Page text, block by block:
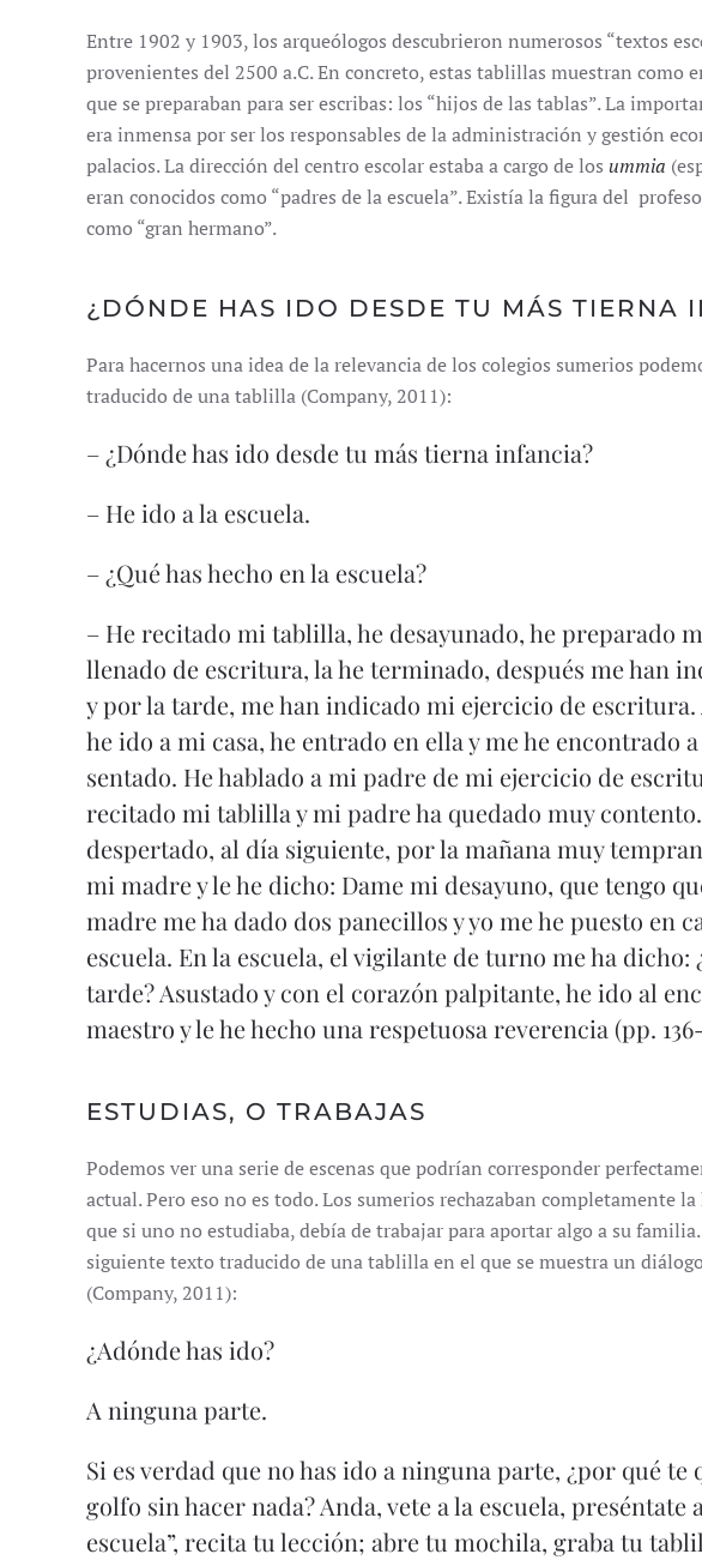
Entre 1902 y 1903, los arqueólogos descubrieron numerosos “textos
provenientes del 2500 a.C. En concreto, estas tablillas muestran como
que se preparaban para ser escribas: los “hijos de las tablas”. La
era inmensa por ser los responsables de la administración y gestión
palacios. La dirección del centro escolar estaba a cargo de los ummia
eran conocidos como “padres de la escuela”. Existía la figura del
como “gran hermano”.
¿DÓNDE HAS IDO DESDE TU MÁS TIERNA
Para hacernos una idea de la relevancia de los colegios sumerios
traducido de una tablilla (Company, 2011):
– ¿Dónde has ido desde tu más tierna infancia?
– He ido a la escuela.
– ¿Qué has hecho en la escuela?
– He recitado mi tablilla, he desayunado, he preparado
llenado de escritura, la he terminado, después me han
y por la tarde, me han indicado mi ejercicio de
he ido a mi casa, he entrado en ella y me he encontrado
sentado. He hablado a mi padre de mi ejercicio de
recitado mi tablilla y mi padre ha quedado muy
despertado, al día siguiente, por la mañana muy
mi madre y le he dicho: Dame mi desayuno, que tengo
madre me ha dado dos panecillos y yo me he puesto en
escuela. En la escuela, el vigilante de turno me ha dicho:
tarde? Asustado y con el corazón palpitante, he ido al
maestro y le he hecho una respetuosa reverencia (pp. 136-
ESTUDIAS, O TRABAJAS
Podemos ver una serie de escenas que podrían corresponder
actual. Pero eso no es todo. Los sumerios rechazaban completamente
que si uno no estudiaba, debía de trabajar para aportar algo a su
siguiente texto traducido de una tablilla en el que se muestra un
(Company, 2011):
¿Adónde has ido?
A ninguna parte.
Si es verdad que no has ido a ninguna parte, ¿por qué te
golfo sin hacer nada? Anda, vete a la escuela, preséntate
escuela”, recita tu lección; abre tu mochila, graba tu